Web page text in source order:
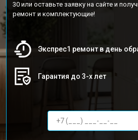
30 или оставьте заявку на сайте и
ремонт и комплектующие!
Экспрес1 ремонт в день
Гарантия до 3-х лет